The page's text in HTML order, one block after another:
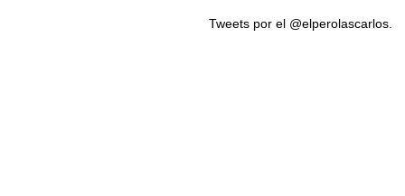
Tweets por el @elperolascarlos.